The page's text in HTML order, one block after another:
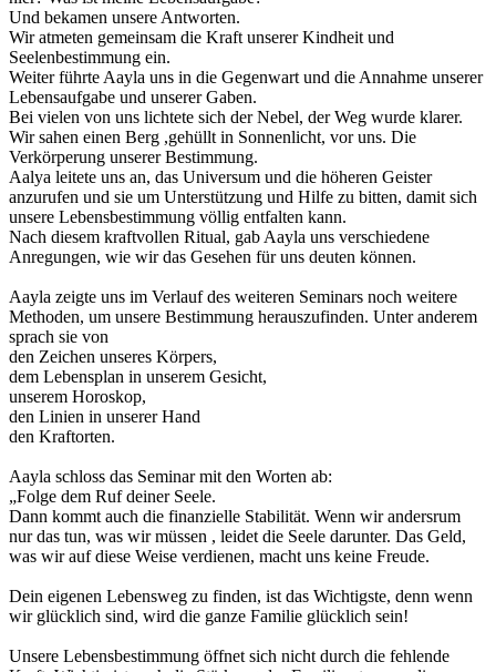
Und bekamen unsere Antworten.
Wir atmeten gemeinsam die Kraft unserer Kindheit und
Seelenbestimmung ein.
Weiter führte Aayla uns in die Gegenwart und die Annahme unserer
Lebensaufgabe und unserer Gaben.
Bei vielen von uns lichtete sich der Nebel, der Weg wurde klarer.
Wir sahen einen Berg ,gehüllt in Sonnenlicht, vor uns. Die
Verkörperung unserer Bestimmung.
Aalya leitete uns an, das Universum und die höheren Geister
anzurufen und sie um Unterstützung und Hilfe zu bitten, damit sich
unsere Lebensbestimmung völlig entfalten kann.
Nach diesem kraftvollen Ritual, gab Aayla uns verschiedene
Anregungen, wie wir das Gesehen für uns deuten können.
Aayla zeigte uns im Verlauf des weiteren Seminars noch weitere
Methoden, um unsere Bestimmung herauszufinden. Unter anderem
sprach sie von
den Zeichen unseres Körpers,
dem Lebensplan in unserem Gesicht,
unserem Horoskop,
den Linien in unserer Hand
den Kraftorten.
Aayla schloss das Seminar mit den Worten ab:
„Folge dem Ruf deiner Seele.
Dann kommt auch die finanzielle Stabilität. Wenn wir andersrum
nur das tun, was wir müssen , leidet die Seele darunter. Das Geld,
was wir auf diese Weise verdienen, macht uns keine Freude.
Dein eigenen Lebensweg zu finden, ist das Wichtigste, denn wenn
wir glücklich sind, wird die ganze Familie glücklich sein!
Unsere Lebensbestimmung öffnet sich nicht durch die fehlende